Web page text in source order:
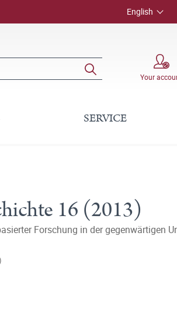
English
Your
SERVICE
16 (2013)
Forschung in der gegenwärtigen